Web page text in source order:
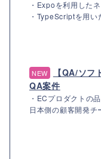
・Expoを利用した
・TypeScriptを用
NEW
【QA/ソ
QA案件
・ECプロダクトの
日本側の顧客開発